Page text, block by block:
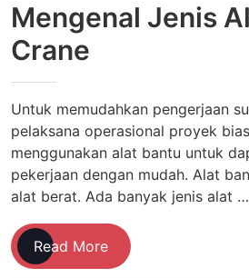
Mengenal Jenis
Crane
Untuk memudahkan pengerjaan
pelaksana operasional proyek
menggunakan alat bantu untuk
pekerjaan dengan mudah. Alat
alat berat. Ada banyak jenis alat …
Read MoreMengenal
Jenis